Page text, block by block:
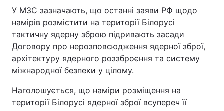
Зброя Інциденти
Здоров'я Туризм
Цікавинки Погода
Лонгріди
У МЗС зазначають, що останні заяви РФ щодо
намірів розмістити на території Білорусі
тактичну ядерну зброю підривають засади
Договору про нерозповсюдження ядерної зброї,
архітектуру ядерного роззброєння та систему
міжнародної безпеки у цілому.
Наголошується, що наміри розміщення на
території Білорусі ядерної зброї всупереч її